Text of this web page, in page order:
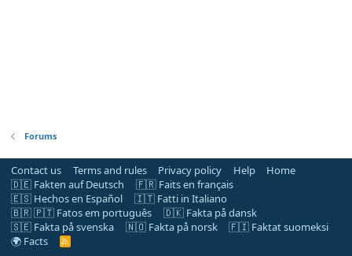
Forums
Contact us Terms and rules Privacy policy Help
Home
🇩🇪 Fakten auf Deutsch
🇫🇷 Faits en français
🇪🇸 Hechos en Español
🇮🇹 Fatti in Italiano
🇧🇷 🇵🇹 Fatos em português
🇩🇰 Fakta på dansk
🇸🇪 Fakta på svenska
🇳🇴 Fakta på norsk
🇫🇮 Faktat suomeksi
🌍 Facts
R